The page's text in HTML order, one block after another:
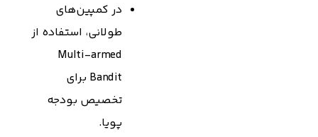
در کمپین‌های
طولانی، استفاده از
Multi-armed
Bandit برای
تخصیص بودجه
پویا.